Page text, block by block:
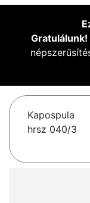
Gratulálunk!
Kapospula
hrsz 040/3